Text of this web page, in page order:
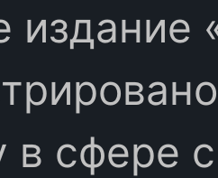
издание
в сфере